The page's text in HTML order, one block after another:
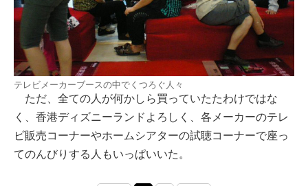
テレビメーカーブースの中でくつろぐ人々
ただ、全ての人が何かしら買っていたたわけではな
く、香港ディズニーランドよろしく、各メーカーのテレ
ビ販売コーナーやホームシアターの試聴コーナーで座っ
てのんびりする人もいっぱいいた。